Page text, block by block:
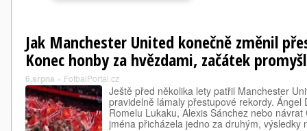
Jak Manchester United konečně změnil
Konec honby za hvězdami, začátek
6.srpna » FotbalPortal.cz
Ještě před několika lety patřil Manchester
pravidelně lámaly přestupové rekordy. Ángel
Romelu Lukaku, Alexis Sánchez nebo
jména přicházela jedno za druhým,